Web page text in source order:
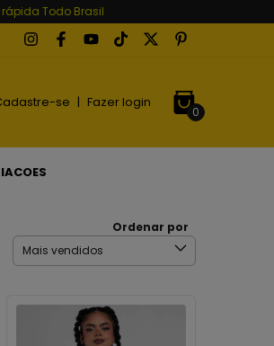
rápida Todo Brasil
se | Fazer login
0
Ordenar por